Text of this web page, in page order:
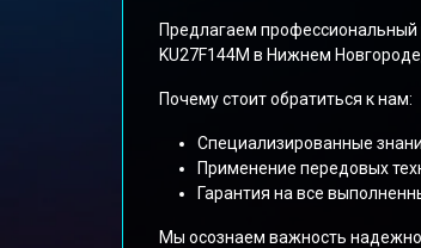
Предлагаем
KU27F144M в Нижнем
Почему стоит обратиться к нам:
Специализированные
Применение передовых
Гарантия на все
Мы осознаем важность